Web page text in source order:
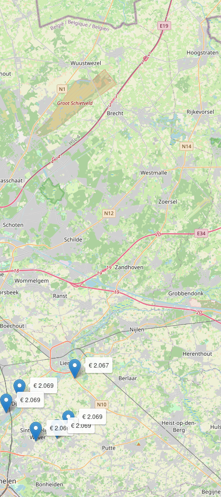
€ 2.067
€ 2.069
€ 2.069
€ 2.069
€ 2.069
€ 2.069